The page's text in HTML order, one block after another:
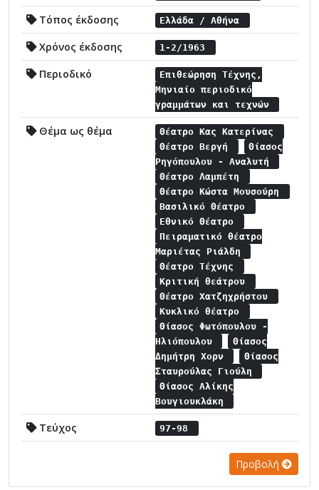
Τόπος έκδοσης Ελλάδα / Αθήνα
Χρόνος έκδοσης 1-2/1963
Περιοδικό
Επιθεώρηση Τέχνης,
Μηνιαίο περιοδικό
γραμμάτων και τεχνών
Θέμα ως θέμα
Θέατρο Κας Κατερίνας
Θέατρο Βεργή
Θίασος
Ρηγόπουλου - Αναλυτή
Θέατρο Λαμπέτη
Θέατρο Κώστα Μουσούρη
Βασιλικό Θέατρο
Εθνικό Θέατρο
Πειραματικό θέατρο
Μαριέτας Ριάλδη
Θέατρο Τέχνης
Κριτική θεάτρου
Θέατρο Χατζηχρήστου
Κυκλικό θέατρο
Θίασος Φωτόπουλου -
Ηλιόπουλου
Θίασος
Δημήτρη Χορν
Θίασος
Σταυρούλας Γιούλη
Θίασος Αλίκης
Βουγιουκλάκη
Τεύχος 97-98
Προβολή